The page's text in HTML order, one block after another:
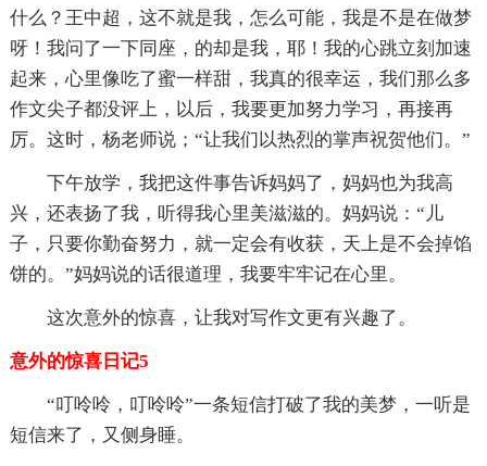
什么？王中超，这不就是我，怎么可能，我是不是在做梦
呀！我问了一下同座，的却是我，耶！我的心跳立刻加速
起来，心里像吃了蜜一样甜，我真的很幸运，我们那么多
作文尖子都没评上，以后，我要更加努力学习，再接再
厉。这时，杨老师说；“让我们以热烈的掌声祝贺他们。”
下午放学，我把这件事告诉妈妈了，妈妈也为我高
兴，还表扬了我，听得我心里美滋滋的。妈妈说：“儿
子，只要你勤奋努力，就一定会有收获，天上是不会掉馅
饼的。”妈妈说的话很道理，我要牢牢记在心里。
这次意外的惊喜，让我对写作文更有兴趣了。
意外的惊喜日记5
“叮呤呤，叮呤呤”一条短信打破了我的美梦，一听是
短信来了，又侧身睡。